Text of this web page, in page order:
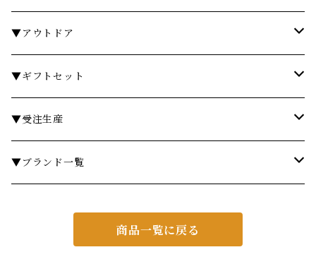
入浴剤・バスソルト
ディスペンサー・ソープディッシュ
ボディケア
衣類ケア
ギフトセット・セット
歯ブラシスタンド・タンブラー
ハンドクリーム
ランドリーバスケット
ミラー
グラス・コップ
カトラリー
箸・箸置き
ランチョンマット・コースター
キッチンツール
フレグランス
フレグランスランプ
リードディフューザー
時計
キャンドル
フラワーベース
ティッシュケース
▼アウトドア
テーブル
椅子・スツール
その他
▼ギフトセット
￥3,000～
￥5,000～
▼受注生産
テーブル
▼ブランド一覧
あやせものづくり研究会
商品一覧に戻る